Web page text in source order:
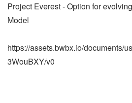
Project Everest - Option for
Model
https://assets.bwbx.io/documents/
3WouBXY/v0